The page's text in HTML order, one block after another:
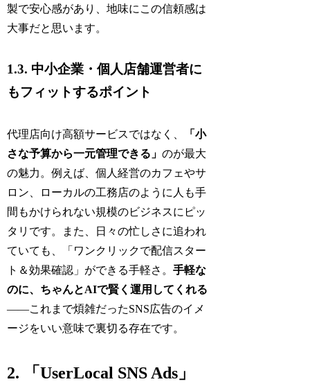
製で安心感があり、地味にこの信頼感は
大事だと思います。
1.3. 中小企業・個人店舗運営者に
もフィットするポイント
代理店向け高額サービスではなく、
「小
さな予算から一元管理できる」のが最大
の魅力。例えば、個人経営のカフェやサ
ロン、ローカルの工務店のように人も手
間もかけられない規模のビジネスにピッ
タリです。また、日々の忙しさに追われ
ていても、「ワンクリックで配信スター
ト＆効果確認」ができる手軽さ。手軽な
のに、ちゃんとAIで賢く運用してくれる
——これまで煩雑だったSNS広告のイメ
ージをいい意味で裏切る存在です。
2. 「UserLocal SNS Ads」